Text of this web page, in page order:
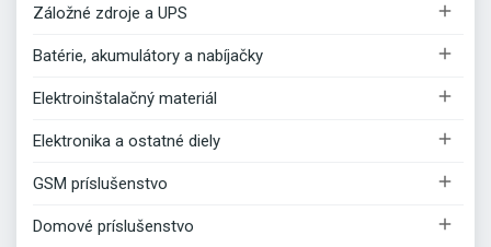
Záložné zdroje a UPS 
Batérie, akumulátory a nabíjačky 
Elektroinštalačný materiál 
Elektronika a ostatné diely 
GSM príslušenstvo 
Domové príslušenstvo 